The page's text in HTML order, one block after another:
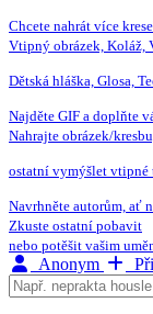
Chcete nahrát více
Vtipný obrázek, Koláž,
Dětská hláška, Glosa,
Najděte GIF a doplňte
Nahrajte obrázek/
ostatní vymýšlet vtipné
Navrhněte autorům, ať
Zkuste ostatní pobavit
nebo potěšit vašim
Anonym